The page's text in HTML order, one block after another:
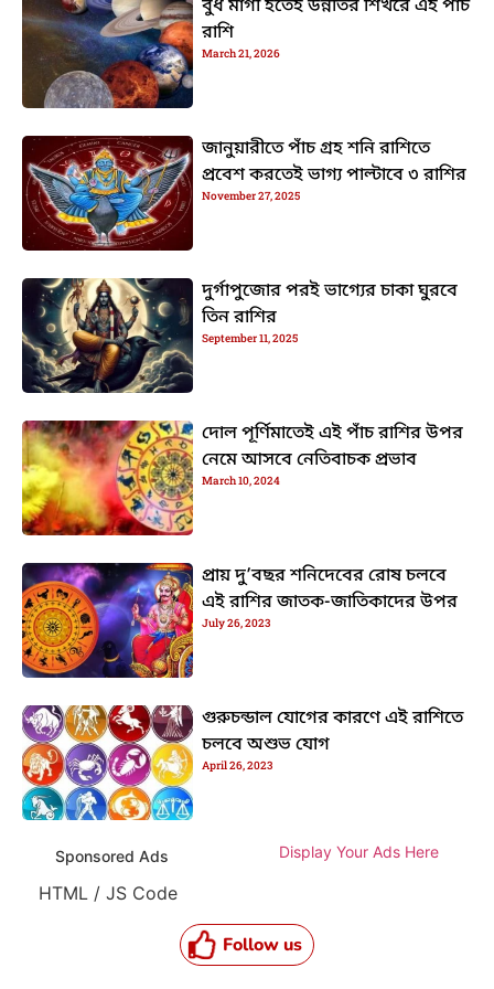
বুধ মার্গী হতেই উন্নতির শিখরে এই পাঁচ
রাশি
March 21, 2026
জানুয়ারীতে পাঁচ গ্রহ শনি রাশিতে
প্রবেশ করতেই ভাগ্য পাল্টাবে ৩ রাশির
November 27, 2025
দুর্গাপুজোর পরই ভাগ্যের চাকা ঘুরবে
তিন রাশির
September 11, 2025
দোল পূর্ণিমাতেই এই পাঁচ রাশির উপর
নেমে আসবে নেতিবাচক প্রভাব
March 10, 2024
প্রায় দু’বছর শনিদেবের রোষ চলবে
এই রাশির জাতক-জাতিকাদের উপর
July 26, 2023
গুরুচন্ডাল যোগের কারণে এই রাশিতে
চলবে অশুভ যোগ
April 26, 2023
Sponsored Ads Display Your Ads Here
HTML / JS Code
Follow us